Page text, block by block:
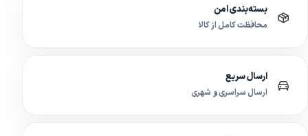
بسته‌بندی امن
محافظت کامل از کالا
ارسال سریع
ارسال سراسری و شهری